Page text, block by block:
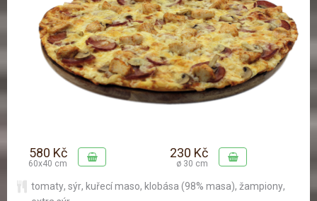
580 Kč
60x40 cm
230 Kč
ø 30 cm
tomaty, sýr, kuřecí maso, klobása (98% masa), žampiony,